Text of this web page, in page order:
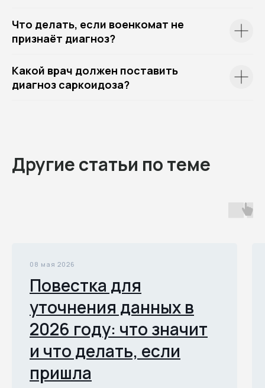
Что делать, если военкомат не
признаёт диагноз?
Какой врач должен поставить
диагноз саркоидоза?
Другие статьи по теме
08 мая 2026
Повестка для
уточнения данных в
2026 году: что значит
и что делать, если
пришла